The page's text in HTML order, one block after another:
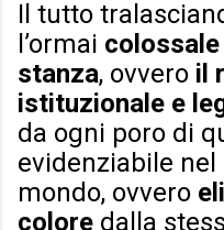
Il tutto
l’ormai
stanza, ovvero il
istituzionale e
da ogni poro di
evidenziabile nel
mondo, ovvero
colore dalla